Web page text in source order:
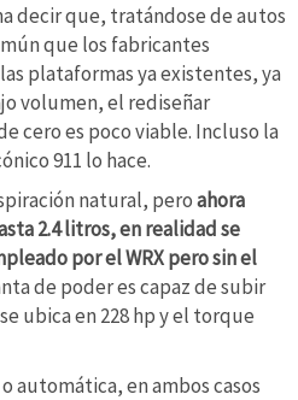
decir que, tratándose de autos
que los fabricantes
plataformas ya existentes, ya
volumen, el rediseñar
cero es poco viable. Incluso la
911 lo hace.
natural, peroahora
2.4 litros, en realidad se
por el WRX pero sin el
de poder es capaz de subir
ubica en 228 hp y el torque
automática, en ambos casos